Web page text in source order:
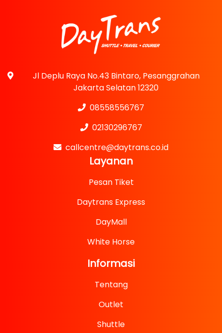
Jl Deplu Raya No.43 Bintaro, Pesanggrahan
Jakarta Selatan 12320
08558556767
02130296767
callcentre@daytrans.co.id
Layanan
Pesan Tiket
Daytrans Express
DayMall
White Horse
Informasi
Tentang
Outlet
Shuttle